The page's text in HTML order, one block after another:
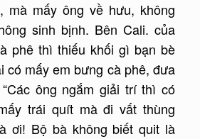
mà mấy ông về hưu, không
sinh bịnh. Bên Cali. của
phê thì thiếu khối gì bạn bè
có mấy em bưng cà phê, đưa
ông ngắm giải trí thì có
trái quít mà đi vất thùng
ơi! Bộ bà không biết quit là